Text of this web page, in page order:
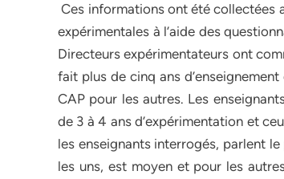
Ces informations ont été collectées
expérimentales à l’aide des
Directeurs expérimentateurs ont
fait plus de cinq ans
CAP pour les autres. Les
de 3 à 4 ans d’expérimentation et
les enseignants interrogés, parlent
les uns, est moyen et pour les